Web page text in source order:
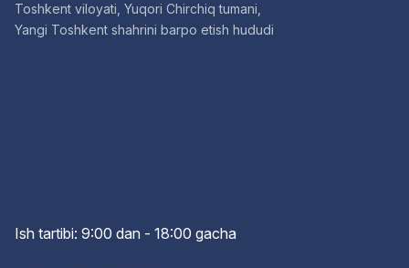
Toshkent viloyati, Yuqori Chirchiq tumani,
Yangi Toshkent shahrini barpo etish hududi
Ish tartibi: 9:00 dan - 18:00 gacha